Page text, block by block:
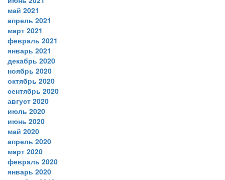
май 2021
апрель 2021
март 2021
февраль 2021
январь 2021
декабрь 2020
ноябрь 2020
октябрь 2020
сентябрь 2020
август 2020
июль 2020
июнь 2020
май 2020
апрель 2020
март 2020
февраль 2020
январь 2020